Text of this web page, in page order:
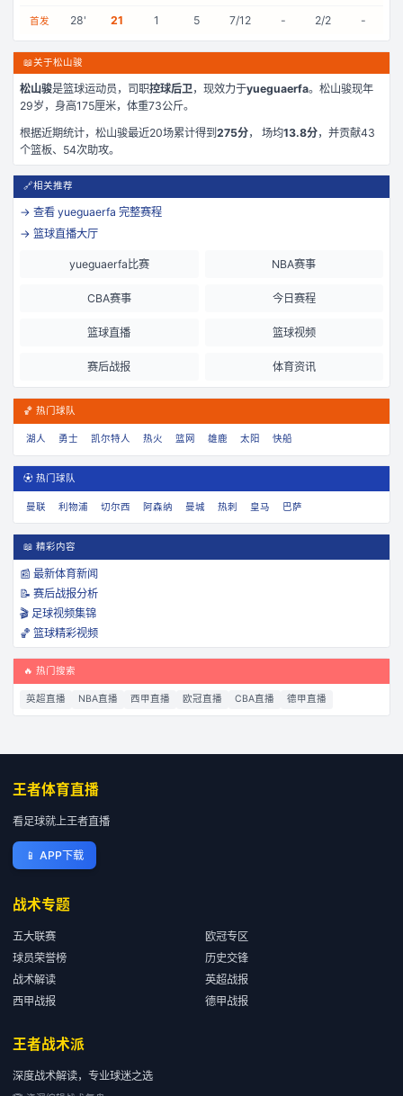
首发 28' 21 1 5 7/12 - 2/2 -
📖关于松山骏
松山骏是篮球运动员，司职控球后卫，现效力于yueguaerfa。 松山骏现年
29岁 ，身高175厘米，体重73公斤。
根据近期统计， 松山骏最近20场累计得到275分， 场均13.8分，并贡献43
个篮板、 54次助攻。
🔗相关推荐
→ 查看 yueguaerfa 完整赛程
→ 篮球直播大厅
yueguaerfa比赛 NBA赛事
CBA赛事 今日赛程
篮球直播 篮球视频
赛后战报 体育资讯
🏀 热门球队
湖人 勇士 凯尔特人 热火 篮网 雄鹿 太阳 快船
⚽ 热门球队
曼联 利物浦 切尔西 阿森纳 曼城 热刺 皇马 巴萨
📖 精彩内容
📰 最新体育新闻
📝 赛后战报分析
🎬 足球视频集锦
🏀 篮球精彩视频
🔥 热门搜索
英超直播 NBA直播 西甲直播 欧冠直播 CBA直播 德甲直播
王者体育直播
看足球就上王者直播
📱 APP下载
战术专题
五大联赛
欧冠专区
球员荣誉榜
历史交锋
战术解读
英超战报
西甲战报
德甲战报
王者战术派
深度战术解读，专业球迷之选